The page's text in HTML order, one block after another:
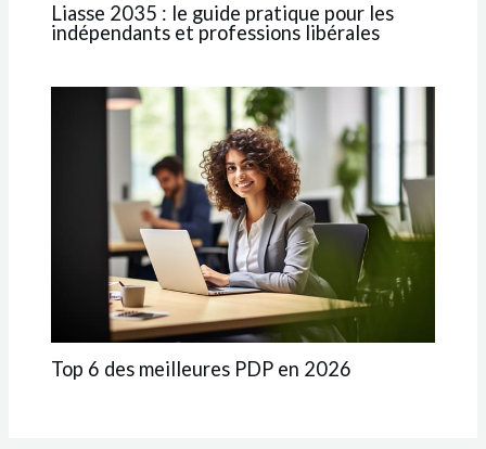
Liasse 2035 : le guide pratique pour les
indépendants et professions libérales
Top 6 des meilleures PDP en 2026